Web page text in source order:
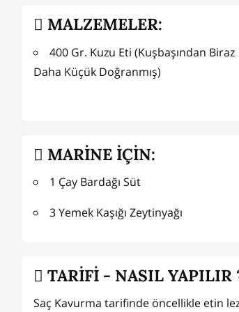
MALZEMELER:
400 Gr. Kuzu Eti (Kuşbaşından Biraz
Daha Küçük Doğranmış)
MARİNE İÇİN:
1 Çay Bardağı Süt
3 Yemek Kaşığı Zeytinyağı
TARİFİ - NASIL YAPILIR
Saç Kavurma tarifinde öncellikle etin